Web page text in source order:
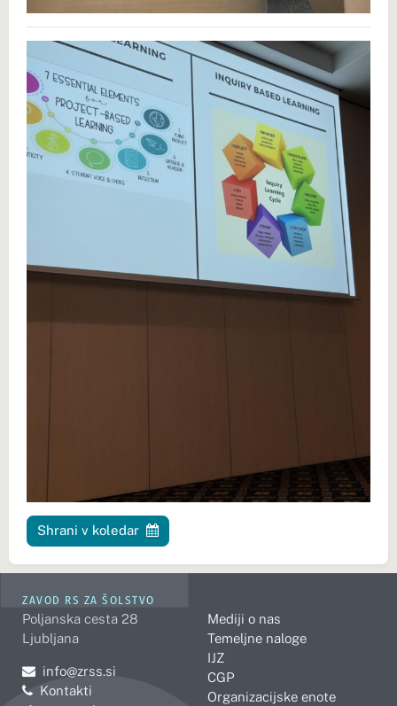
Shrani v koledar
ZAVOD RS ZA ŠOLSTVO
Poljanska cesta 28
Ljubljana
Pošljite e-mail na
info@zrss.si
Kontakti
Mediji o nas
Temeljne naloge
IJZ
CGP
Organizacijske enote